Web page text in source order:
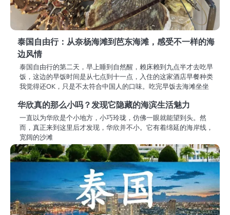
泰国自由行：从奈杨海滩到芭东海滩，感受不一样的海
边风情
泰国自由行的第二天，早上睡到自然醒，赖床赖到九点半才去吃早
饭，这边的早饭时间是从七点到十一点，入住的这家酒店早餐种类
我觉得还OK，只是不太符合中国人的口味。吃完早饭去海滩坐坐
华欣真的那么小吗？发现它隐藏的海滨生活魅力
一直以为华欣是个小地方，小巧玲珑，仿佛一眼就能望到头。然
而，真正来到这里后才发现，华欣并不小。它有着绵延的海岸线，
宽阔的沙滩